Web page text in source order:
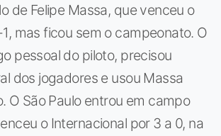
de Felipe Massa, que venceu o
mas ficou sem o campeonato. O
pessoal do piloto, precisou
dos jogadores e usou Massa
O São Paulo entrou em campo
o Internacional por 3 a 0, na